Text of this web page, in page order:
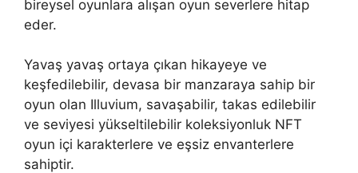
bireysel oyunlara alışan oyun severlere hitap
eder.
Yavaş yavaş ortaya çıkan hikayeye ve
keşfedilebilir, devasa bir manzaraya sahip bir
oyun olan Illuvium, savaşabilir, takas edilebilir
ve seviyesi yükseltilebilir koleksiyonluk NFT
oyun içi karakterlere ve eşsiz envanterlere
sahiptir.